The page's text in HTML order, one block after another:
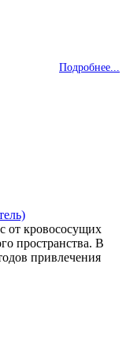
Подробнее...
от кровососущих
пространства. В
привлечения